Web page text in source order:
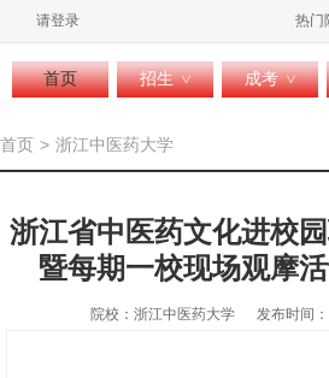
请登录 热门
首页 招生 > 成考 >
首页 > 浙江中医药大学
浙江省中医药文化进校
暨每期一校现场观摩
院校：浙江中医药大学 发布时间：